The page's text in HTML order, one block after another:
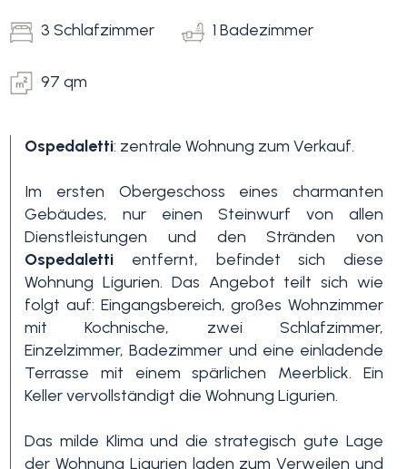
3 Schlafzimmer 1 Badezimmer
97 qm
Ospedaletti: zentrale Wohnung zum Verkauf.
Im ersten Obergeschoss eines charmanten
Gebäudes, nur einen Steinwurf von allen
Dienstleistungen und den Stränden von
Ospedaletti entfernt, befindet sich diese
Wohnung Ligurien. Das Angebot teilt sich wie
folgt auf: Eingangsbereich, großes Wohnzimmer
mit Kochnische, zwei Schlafzimmer,
Einzelzimmer, Badezimmer und eine einladende
Terrasse mit einem spärlichen Meerblick. Ein
Keller vervollständigt die Wohnung Ligurien.
Das milde Klima und die strategisch gute Lage
der Wohnung Ligurien laden zum Verweilen und
Schlafzimmer
min.
Alle
1
2